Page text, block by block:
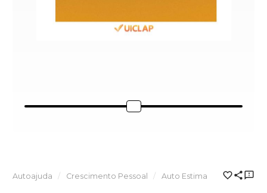
Autoajuda Crescimento Pessoal Auto Estima